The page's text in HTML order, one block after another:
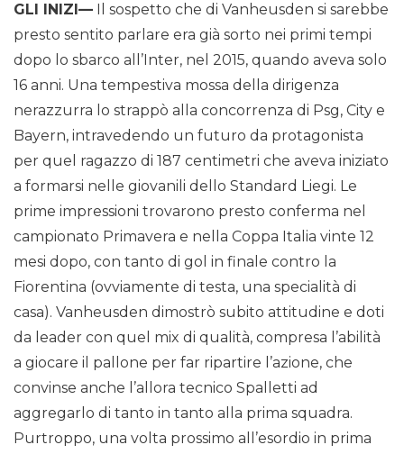
GLI INIZI— Il sospetto che di Vanheusden si sarebbe
presto sentito parlare era già sorto nei primi tempi
dopo lo sbarco all’Inter, nel 2015, quando aveva solo
16 anni. Una tempestiva mossa della dirigenza
nerazzurra lo strappò alla concorrenza di Psg, City e
Bayern, intravedendo un futuro da protagonista
per quel ragazzo di 187 centimetri che aveva iniziato
a formarsi nelle giovanili dello Standard Liegi. Le
prime impressioni trovarono presto conferma nel
campionato Primavera e nella Coppa Italia vinte 12
mesi dopo, con tanto di gol in finale contro la
Fiorentina (ovviamente di testa, una specialità di
casa). Vanheusden dimostrò subito attitudine e doti
da leader con quel mix di qualità, compresa l’abilità
a giocare il pallone per far ripartire l’azione, che
convinse anche l’allora tecnico Spalletti ad
aggregarlo di tanto in tanto alla prima squadra.
Purtroppo, una volta prossimo all’esordio in prima